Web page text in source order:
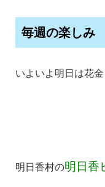
毎週の楽しみ
いよいよ明日は花金
明日香村の明日香